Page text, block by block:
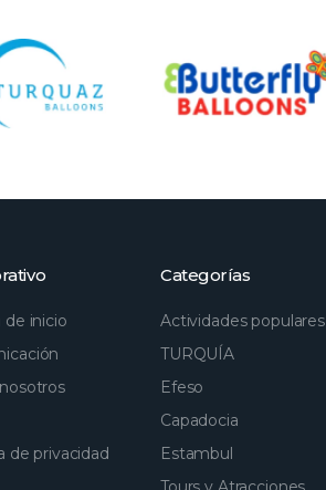
de inicio
de privacidad
Categorías
Actividades populares
TURQUÍA
Efeso
Capadocia
Estambul